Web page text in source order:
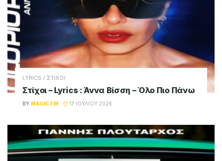
LYRICS / ΣΤΙΧΟΙ
Στίχοι – Lyrics : Άννα Βίσση – Όλο Πιο Πάνω
BY MAGIC FM 17 ΙΟΥΛΊΟΥ 2026